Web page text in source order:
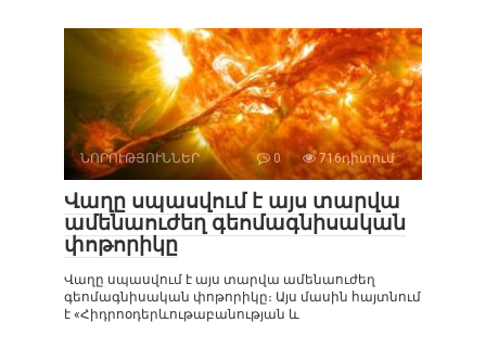
ՆՈՐՈՒԹՅՈՒՆՆԵՐ 0 716դիտում
Վաղը սպասվում է այս տարվա
ամենաուժեղ գեոմագնիսական
փոթորիկը
Վաղը սպասվում է այս տարվա ամենաուժեղ
գեոմագնիսական փոթորիկը։ Այս մասին հայտնում
է «Հիդրոօդերևութաբանության և